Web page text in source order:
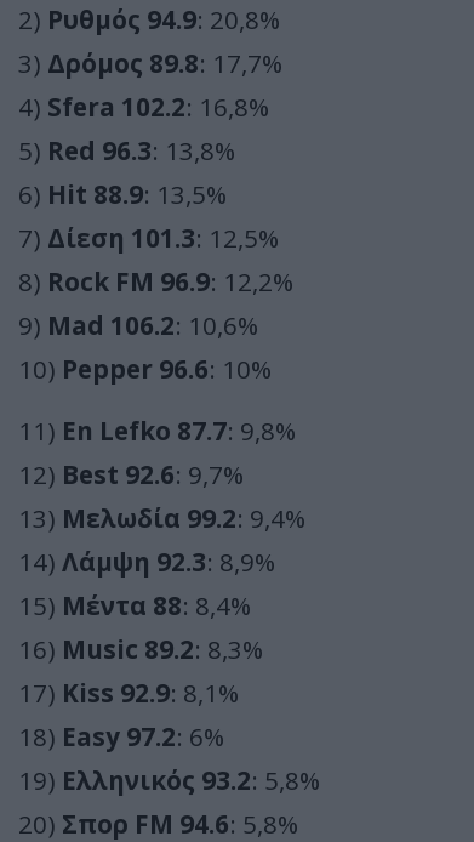
2) Ρυθμός 94.9: 20,8%
3) Δρόμος 89.8: 17,7%
4) Sfera 102.2: 16,8%
5) Red 96.3: 13,8%
6) Hit 88.9: 13,5%
7) Δίεση 101.3: 12,5%
8) Rock FM 96.9: 12,2%
9) Mad 106.2: 10,6%
10) Pepper 96.6: 10%
11) En Lefko 87.7: 9,8%
12) Best 92.6: 9,7%
13) Μελωδία 99.2: 9,4%
14) Λάμψη 92.3: 8,9%
15) Μέντα 88: 8,4%
16) Music 89.2: 8,3%
17) Kiss 92.9: 8,1%
18) Easy 97.2: 6%
19) Ελληνικός 93.2: 5,8%
20) Σπορ FM 94.6: 5,8%